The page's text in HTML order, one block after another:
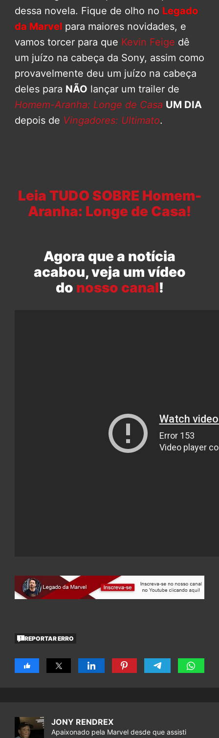
dessa novela. Fique de olho no Legado
da Marvel para maiores novidades, e
vamos torcer para que Kevin Feige dê
um juízo na cabeça da Sony, assim como
provavelmente deu um juízo na cabeça
deles para NÃO lançar um trailer de
Homem-Aranha: Longe de Casa UM DIA
depois de Vingadores: Ultimato.
Leia TUDO SOBRE Homem-
Aranha: Longe de Casa!
Agora que a notícia
acabou, veja um vídeo
do nosso canal!
REPORTAR ERRO
JONY RENDREX
Apaixonado pela Marvel desde que assisti